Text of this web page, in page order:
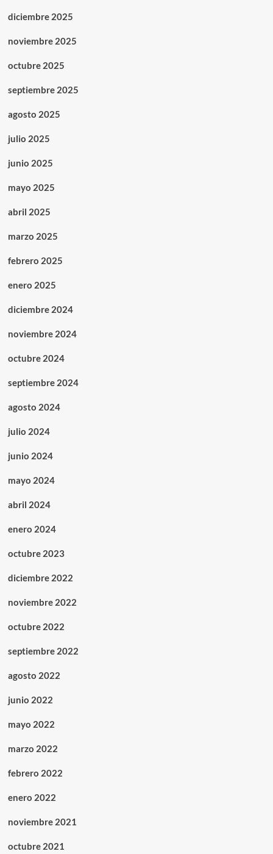
diciembre 2025
noviembre 2025
octubre 2025
septiembre 2025
agosto 2025
julio 2025
junio 2025
mayo 2025
abril 2025
marzo 2025
febrero 2025
enero 2025
diciembre 2024
noviembre 2024
octubre 2024
septiembre 2024
agosto 2024
julio 2024
junio 2024
mayo 2024
abril 2024
enero 2024
octubre 2023
diciembre 2022
noviembre 2022
octubre 2022
septiembre 2022
agosto 2022
junio 2022
mayo 2022
marzo 2022
febrero 2022
enero 2022
noviembre 2021
octubre 2021